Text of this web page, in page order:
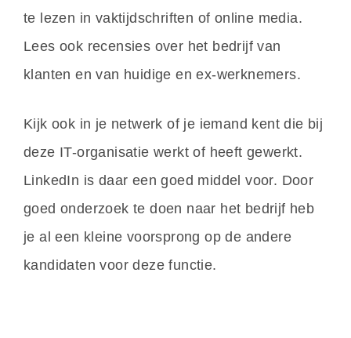
te lezen in vaktijdschriften of online media.
Lees ook recensies over het bedrijf van
klanten en van huidige en ex-werknemers.
Kijk ook in je netwerk of je iemand kent die bij
deze IT-organisatie werkt of heeft gewerkt.
LinkedIn is daar een goed middel voor. Door
goed onderzoek te doen naar het bedrijf heb
je al een kleine voorsprong op de andere
kandidaten voor deze functie.